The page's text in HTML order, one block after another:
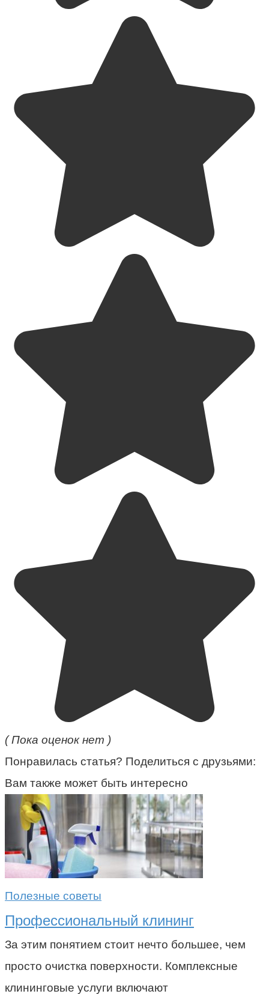
( Пока оценок нет )
Понравилась статья? Поделиться с друзьями:
Вам также может быть интересно
Полезные советы
Профессиональный клининг
За этим понятием стоит нечто большее, чем
просто очистка поверхности. Комплексные
клининговые услуги включают